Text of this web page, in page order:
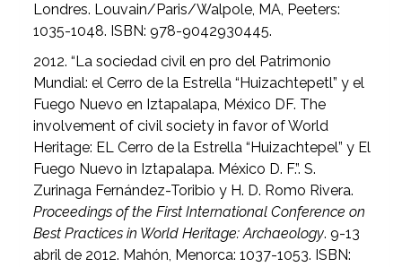
Londres. Louvain/Paris/Walpole, MA, Peeters:
1035-1048. ISBN: 978-9042930445.
2012. “La sociedad civil en pro del Patrimonio
Mundial: el Cerro de la Estrella “Huizachtepetl” y el
Fuego Nuevo en Iztapalapa, México DF. The
involvement of civil society in favor of World
Heritage: EL Cerro de la Estrella “Huizachtepel” y El
Fuego Nuevo in Iztapalapa. México D. F.”. S.
Zurinaga Fernández-Toribio y H. D. Romo Rivera.
Proceedings of the First International Conference on
Best Practices in World Heritage: Archaeology. 9-13
abril de 2012. Mahón, Menorca: 1037-1053. ISBN: